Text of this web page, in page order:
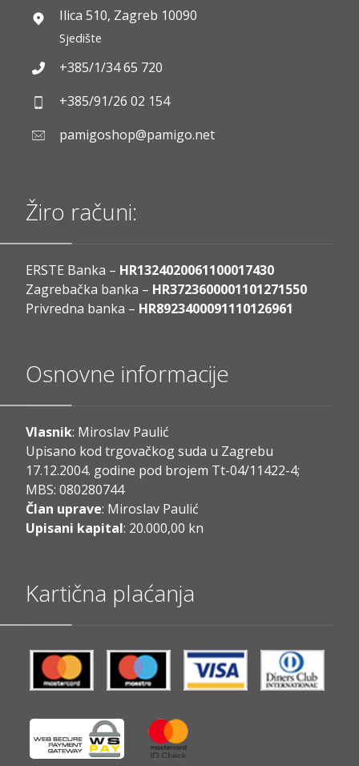
Ilica 510, Zagreb 10090
Sjedište
+385/1/34 65 720
+385/91/26 02 154
pamigoshop@pamigo.net
Žiro računi:
ERSTE Banka – HR1324020061100017430
Zagrebačka banka – HR3723600001101271550
Privredna banka – HR8923400091110126961
Osnovne informacije
Vlasnik: Miroslav Paulić
Upisano kod trgovačkog suda u Zagrebu
17.12.2004. godine pod brojem Tt-04/11422-4;
MBS: 080280744
Član uprave: Miroslav Paulić
Upisani kapital: 20.000,00 kn
Kartična plaćanja